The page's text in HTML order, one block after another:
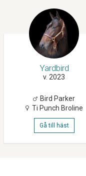
Yardbird
v. 2023
Bird Parker
Ti Punch Broline
Gå till häst